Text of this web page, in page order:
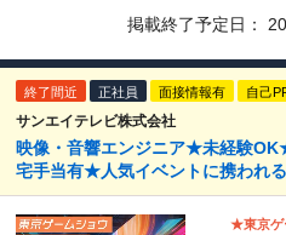
掲載終了予定日：
終了間近 正社員 面接情報有 自己
サンエイテレビ株式会社
映像・音響エンジニア★未経験
宅手当有★人気イベントに携われる
★東京ゲ